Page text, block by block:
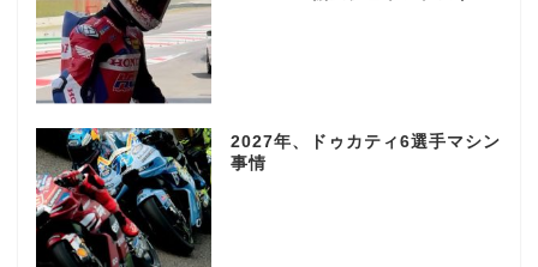
2027年、ドゥカティ6選手マシン
事情